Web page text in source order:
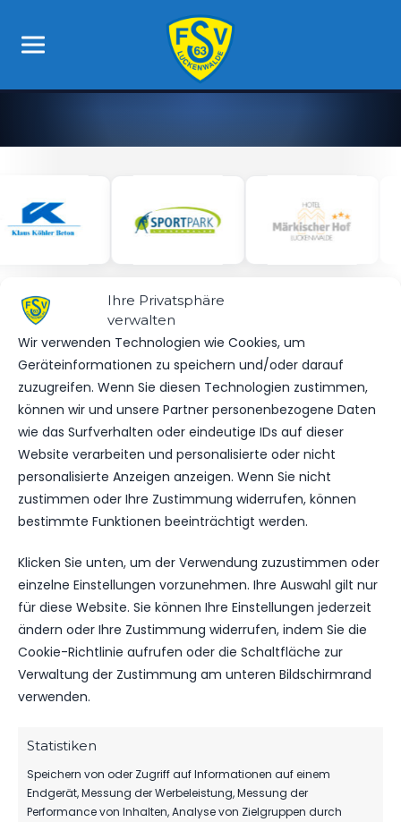
Ihre Privatsphäre
verwalten
Wir verwenden Technologien wie Cookies, um
Geräteinformationen zu speichern und/oder darauf
zuzugreifen. Wenn Sie diesen Technologien zustimmen,
können wir und unsere Partner personenbezogene Daten
wie das Surfverhalten oder eindeutige IDs auf dieser
Website verarbeiten und personalisierte oder nicht
personalisierte Anzeigen anzeigen. Wenn Sie nicht
zustimmen oder Ihre Zustimmung widerrufen, können
bestimmte Funktionen beeinträchtigt werden.
Klicken Sie unten, um der Verwendung zuzustimmen oder
einzelne Einstellungen vorzunehmen. Ihre Auswahl gilt nur
für diese Website. Sie können Ihre Einstellungen jederzeit
ändern oder Ihre Zustimmung widerrufen, indem Sie die
Cookie-Richtlinie aufrufen oder die Schaltfläche zur
Verwaltung der Zustimmung am unteren Bildschirmrand
verwenden.
Statistiken
Speichern von oder Zugriff auf Informationen auf einem
Endgerät, Messung der Werbeleistung, Messung der
Performance von Inhalten, Analyse von Zielgruppen durch
OFFIZIELLE VEREINSSEITE
DEIN HEIMSPIEL. DEIN FSV.
Tickets, Spielplan, News und Vereinsinfos – alles
kompakt auf einen Blick.
TICKETS
Eintrittspreise & Spieltag
SPIELPLAN
Nächste Partien ansehen
NEUESTE NACHRICHTEN